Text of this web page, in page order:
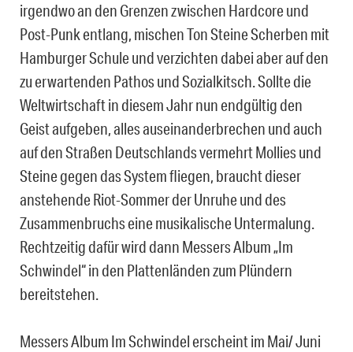
irgendwo an den Grenzen zwischen Hardcore und
Post-Punk entlang, mischen Ton Steine Scherben mit
Hamburger Schule und verzichten dabei aber auf den
zu erwartenden Pathos und Sozialkitsch. Sollte die
Weltwirtschaft in diesem Jahr nun endgültig den
Geist aufgeben, alles auseinanderbrechen und auch
auf den Straßen Deutschlands vermehrt Mollies und
Steine gegen das System fliegen, braucht dieser
anstehende Riot-Sommer der Unruhe und des
Zusammenbruchs eine musikalische Untermalung.
Rechtzeitig dafür wird dann Messers Album „Im
Schwindel“ in den Plattenländen zum Plündern
bereitstehen.
Messers Album Im Schwindel erscheint im Mai/ Juni